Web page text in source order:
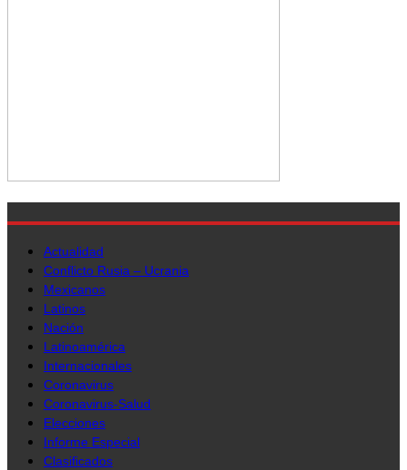
Actualidad
Conflicto Rusia – Ucrania
Mexicanos
Latinos
Nación
Latinoamérica
Internacionales
Coronavirus
Coronavirus-Salud
Elecciones
Informe Especial
Clasificados